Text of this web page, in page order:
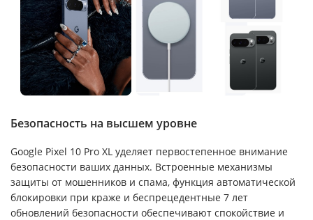
Безопасность на высшем уровне
Google Pixel 10 Pro XL уделяет первостепенное внимание
безопасности ваших данных. Встроенные механизмы
защиты от мошенников и спама, функция автоматической
блокировки при краже и беспрецедентные 7 лет
обновлений безопасности обеспечивают спокойствие и